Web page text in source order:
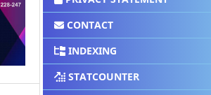
CONTACT
INDEXING
STATCOUNTER